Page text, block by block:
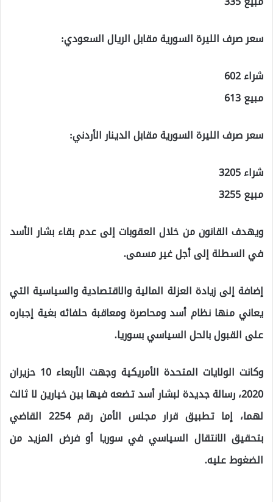
سعر صرف الليرة السورية مقابل الريال السعودي:
شراء 602
مبيع 613
سعر صرف الليرة السورية مقابل الدينار الأردني:
شراء 3205
مبيع 3255
ويهدف القانون من خلال العقوبات إلى عدم بقاء بشار الأسد
في السطلة إلى أجل غير مسمى.
إضافة إلى زيادة العزلة المالية والاقتصادية والسياسية التي
يعاني منها نظام أسد ومحاصرة ومعاقبة حلفائه بغية إجباره
على القبول بالحل السياسي بسوريا.
وكانت الولايات المتحدة الأمريكية وجهت الأربعاء 10 حزيران
2020، رسالة جديدة لبشار أسد تضعه فيها بين خيارين لا ثالث
لهما، إما تطبيق قرار مجلس الأمن رقم 2254 القاضي
بتحقيق الانتقال السياسي في سوريا أو فرض المزيد من
الضغوط عليه.